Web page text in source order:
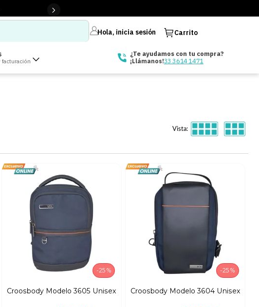
Hola, inicia sesión Carrito
facturación
¿Te ayudamos con tu compra?
¡Llámanos!33 3614 1471
Vista:
-25 %
Croosbody Modelo 3605 Unisex
-25 %
Croosbody Modelo 3604 Unisex